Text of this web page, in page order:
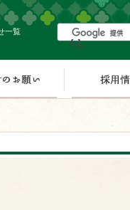
一覧
ご寄付のお願